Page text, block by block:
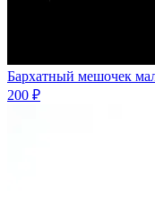
Бархатный мешочек
200 ₽